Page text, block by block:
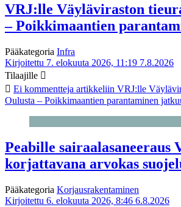
VRJ:lle Väyläviraston
– Poikkimaantien
Pääkategoria Infra
Kirjoitettu 7. elokuuta 2026, 11:19 7.8.2026
Tilaajille
Ei kommentteja artikkeliin VRJ:lle
Oulusta – Poikkimaantien parantaminen
Peabille sairaalasaneeraus
korjattavana arvokas
Pääkategoria Korjausrakentaminen
Kirjoitettu 6. elokuuta 2026, 8:46 6.8.2026